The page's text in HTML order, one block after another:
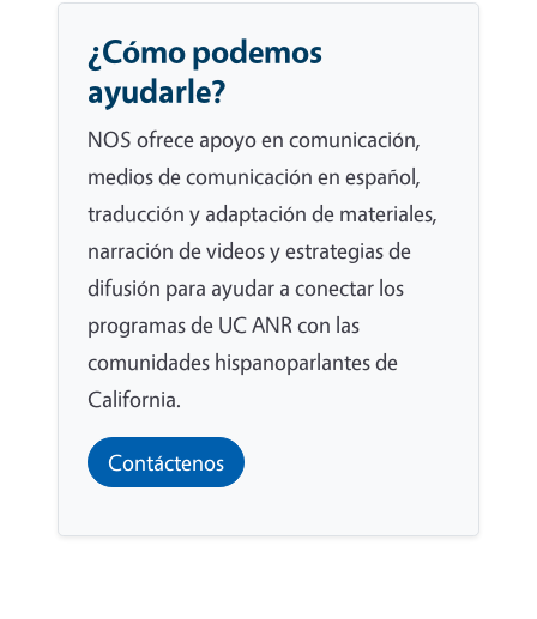
¿Cómo podemos
ayudarle?
NOS ofrece apoyo en comunicación,
medios de comunicación en español,
traducción y adaptación de materiales,
narración de videos y estrategias de
difusión para ayudar a conectar los
programas de UC ANR con las
comunidades hispanoparlantes de
California.
Contáctenos